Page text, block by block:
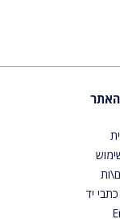
יד